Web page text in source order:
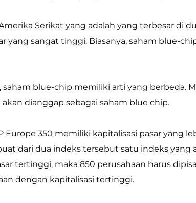
Serikat yang adalah yang terbesar di
yang sangat tinggi. Biasanya, saham blue-
blue-chip memiliki arti yang berbeda.
akan dianggap sebagai saham blue chip.
Europe 350 memiliki kapitalisasi pasar yang
dari dua indeks tersebut satu indeks yang
tertinggi, maka 850 perusahaan harus
dengan kapitalisasi tertinggi.